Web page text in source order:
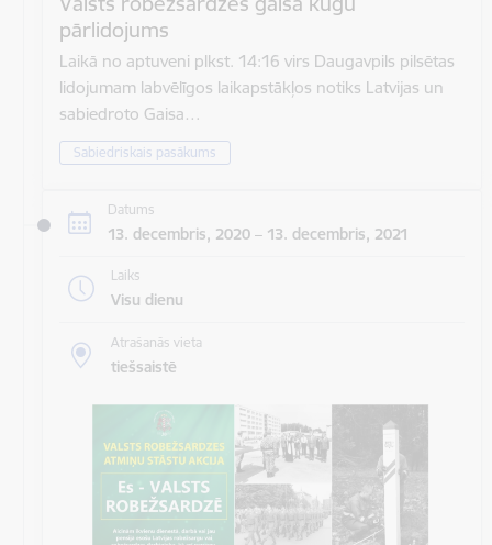
pārlidojums
Laikā no aptuveni plkst. 14:16 virs Daugavpils pilsētas
lidojumam labvēlīgos laikapstākļos notiks Latvijas un
sabiedroto Gaisa…
Sabiedriskais pasākums
Datums
13. decembris, 2020 – 13. decembris, 2021
Laiks
Visu dienu
Atrašanās vieta
tiešsaistē